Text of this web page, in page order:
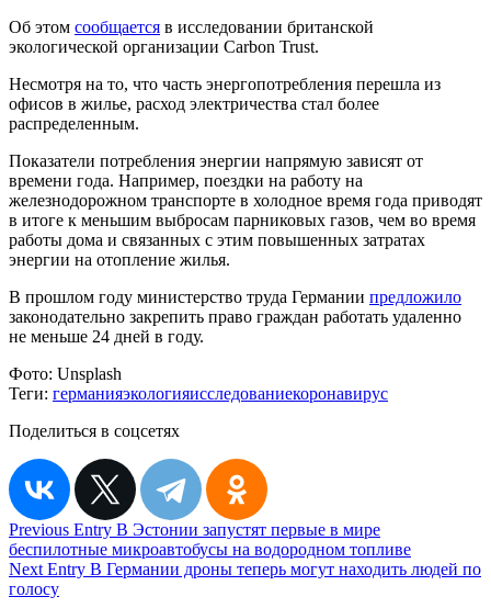
Об этом сообщается в исследовании британской
экологической организации Carbon Trust.
Несмотря на то, что часть энергопотребления перешла из
офисов в жилье, расход электричества стал более
распределенным.
Показатели потребления энергии напрямую зависят от
времени года. Например, поездки на работу на
железнодорожном транспорте в холодное время года приводят
в итоге к меньшим выбросам парниковых газов, чем во время
работы дома и связанных с этим повышенных затратах
энергии на отопление жилья.
В прошлом году министерство труда Германии предложило
законодательно закрепить право граждан работать удаленно
не меньше 24 дней в году.
Фото: Unsplash
Теги: германияэкологияисследованиекоронавирус
Поделиться в соцсетях
Навигация
по
записям
Previous Entry В Эстонии запустят первые в мире
беспилотные микроавтобусы на водородном топливе
Next Entry В Германии дроны теперь могут находить людей по
голосу